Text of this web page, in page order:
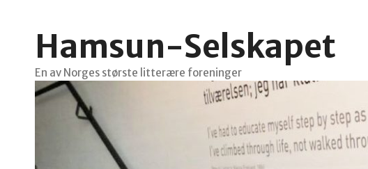
Hamsun-Selskapet
En av Norges største litterære foreninger